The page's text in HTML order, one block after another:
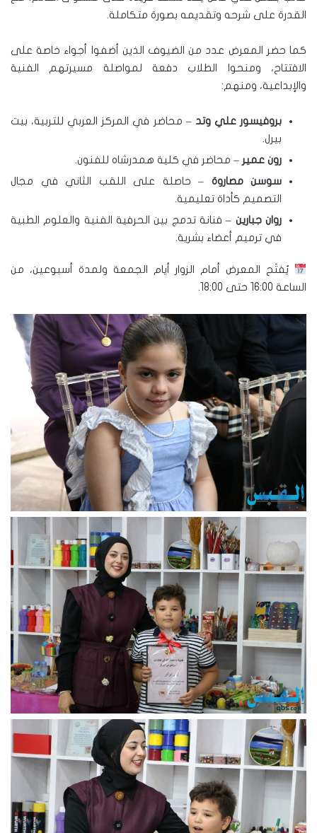
القدرة على شرحه وتقديمه بصورة متكاملة.
كما حضر المعرض عدد من الضيوف الذين أضفوا أجواء خاصة على
الافتتاح، ومنحوا الطلاب دفعة لمواصلة مسيرتهم الفنية
والإبداعية، ومنهم:
بروفيسور علي وتد – محاضر في المركز العربي للتربية، بيت
بيرل.
رون عمير – محاضر في كلية همدرشاه للفنون.
سوسن مصاروة – حاصلة على اللقب الثاني في مجال
التصميم كأداة تعليمية.
روان جبارين – فنانة تدمج بين الحرفية الفنية والعلوم الطبية
في ترميم أعضاء بشرية.
يُفتَح المعرض أمام الزوار أيام الجمعة ولمدة أسبوعين، من
الساعة 16:00 حتى 18:00.